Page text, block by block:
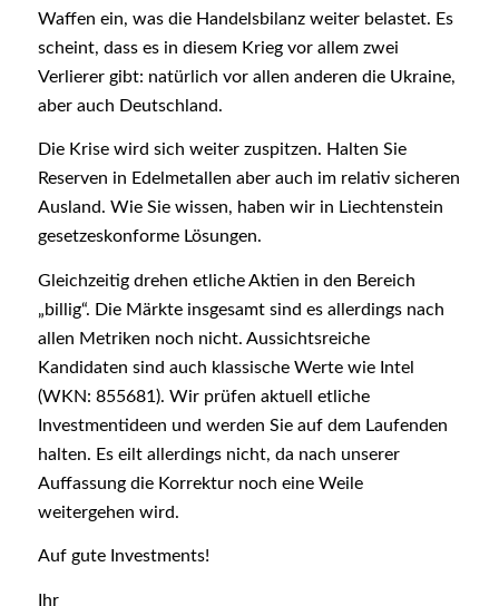
Waffen ein, was die Handelsbilanz weiter belastet. Es
scheint, dass es in diesem Krieg vor allem zwei
Verlierer gibt: natürlich vor allen anderen die Ukraine,
aber auch Deutschland.
Die Krise wird sich weiter zuspitzen. Halten Sie
Reserven in Edelmetallen aber auch im relativ sicheren
Ausland. Wie Sie wissen, haben wir in Liechtenstein
gesetzeskonforme Lösungen.
Gleichzeitig drehen etliche Aktien in den Bereich
„billig“. Die Märkte insgesamt sind es allerdings nach
allen Metriken noch nicht. Aussichtsreiche
Kandidaten sind auch klassische Werte wie Intel
(WKN: 855681). Wir prüfen aktuell etliche
Investmentideen und werden Sie auf dem Laufenden
halten. Es eilt allerdings nicht, da nach unserer
Auffassung die Korrektur noch eine Weile
weitergehen wird.
Auf gute Investments!
Ihr